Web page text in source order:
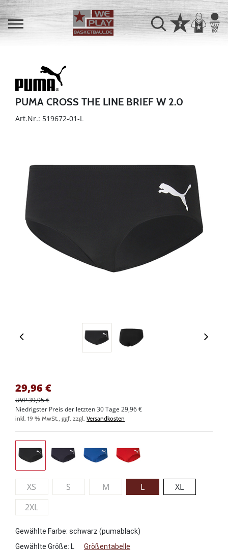
PUMA CROSS THE LINE BRIEF W 2.0
Art.Nr.: 519672-01-L
29,96 €
UVP 39,95 €
Niedrigster Preis der letzten 30 Tage 29,96 €
inkl. 19 % MwSt., ggf. zzgl. Versandkosten
XS S M L
XL
2XL
Gewählte Farbe: schwarz (pumablack)
Gewählte Größe: L Größentabelle